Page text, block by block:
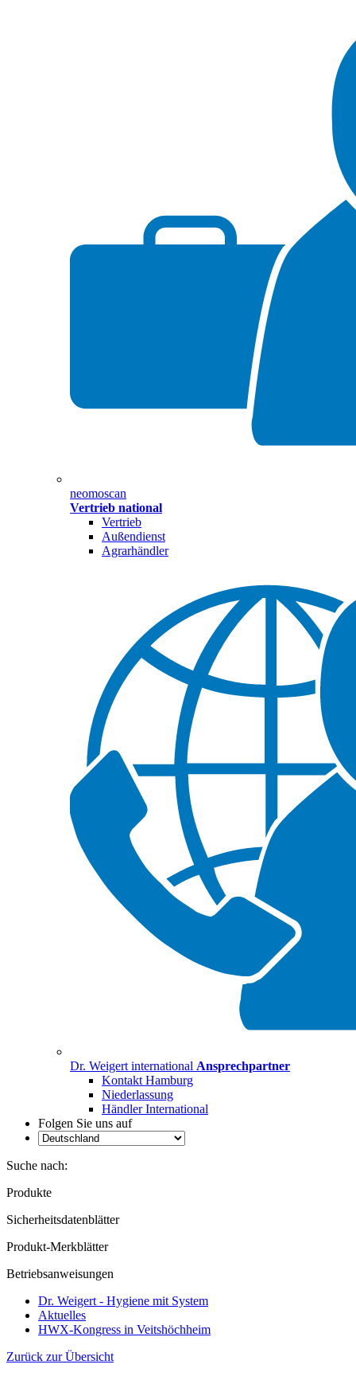
neomoscan
Vertrieb national
Vertrieb
Außendienst
Agrarhändler
Dr. Weigert international Ansprechpartner
Kontakt Hamburg
Niederlassung
Händler International
Folgen Sie uns auf
Suche nach:
Produkte
Sicherheitsdatenblätter
Produkt-Merkblätter
Betriebsanweisungen
Dr. Weigert - Hygiene mit System
Aktuelles
HWX-Kongress in Veitshöchheim
Zurück zur Übersicht